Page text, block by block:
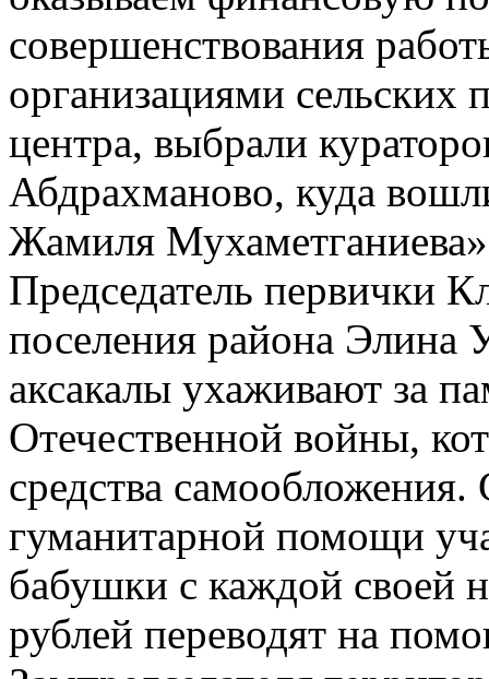
совершенствования
организациями сельских
центра, выбрали
Абдрахманово, куда
Жамиля
Председатель первички
поселения района Элина
аксакалы ухаживают за
Отечественной войны,
средства
гуманитарной помощи
бабушки с каждой своей
рублей переводят на